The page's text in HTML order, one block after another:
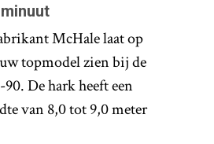
McHale laat op
topmodel zien bij de
De hark heeft een
van 8,0 tot 9,0 meter